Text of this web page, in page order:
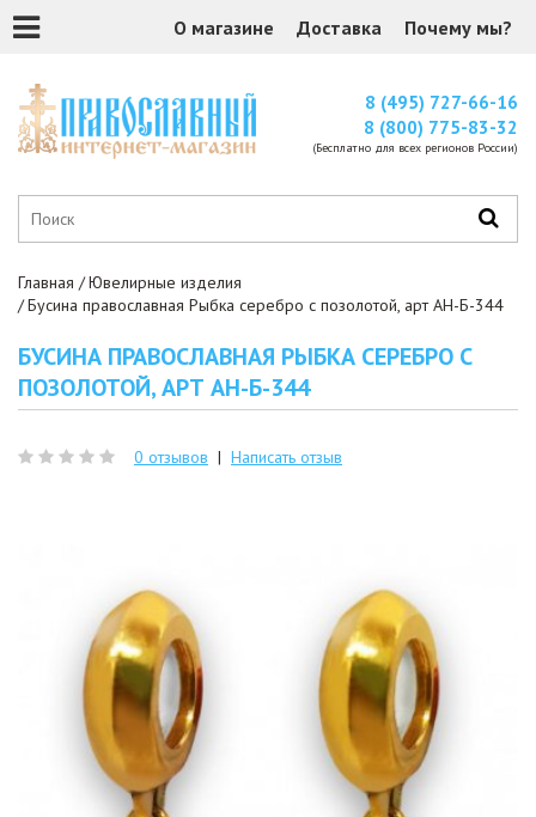
О магазине Доставка Почему мы?
8 (495) 727-66-16
8 (800) 775-83-32
(Бесплатно для всех регионов России)
Главная
Ювелирные изделия
Бусина православная Рыбка серебро с позолотой, арт АН-Б-344
БУСИНА ПРАВОСЛАВНАЯ РЫБКА СЕРЕБРО С
ПОЗОЛОТОЙ, АРТ АН-Б-344
0 отзывов | Написать отзыв